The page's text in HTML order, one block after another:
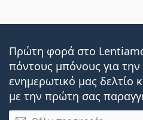
Πρώτη φορά στο
πόντους μπόνους για
ενημερωτικό μας δελτίο
με την πρώτη σας
Email